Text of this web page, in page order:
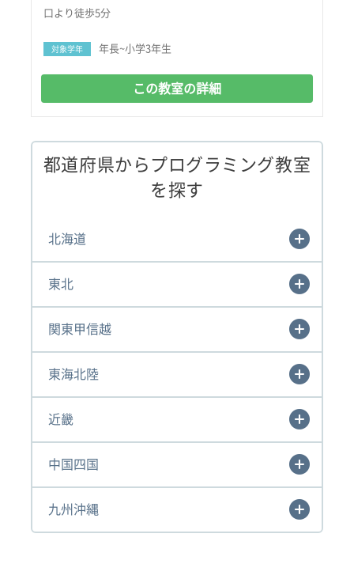
口より徒歩5分
対象学年 年長~小学3年生
この教室の詳細
都道府県からプログラミング教室
を探す
北海道
東北
関東甲信越
東海北陸
近畿
中国四国
九州沖縄